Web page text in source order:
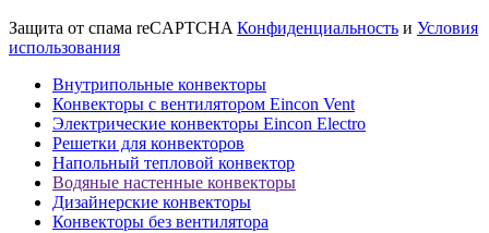
Защита от спама reCAPTCHAКонфиденциальность и Условия
использования
Внутрипольные конвекторы
Конвекторы с вентилятором Eincon Vent
Электрические конвекторы Eincon Electro
Решетки для конвекторов
Напольный тепловой конвектор
Водяные настенные конвекторы
Дизайнерские конвекторы
Конвекторы без вентилятора